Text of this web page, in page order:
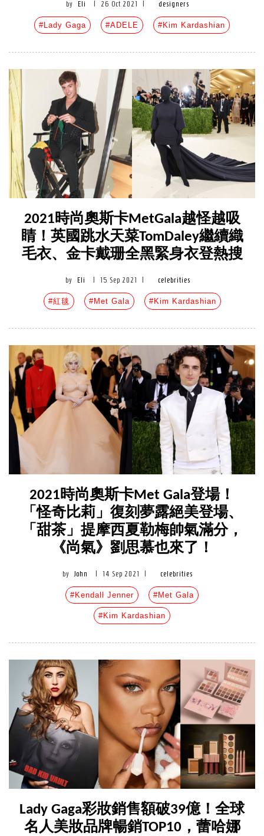
by Eli 26 Oct 2021 designers
#Lady Gaga #ADELE #Kim Kardashian
2021時尚奧斯卡MetGala越怪越吸
睛！英國跳水天菜TomDaley繼續織
毛衣、金卡戴珊全黑緊身衣登熱搜
by Eli 15 Sep 2021 celebrities
#紅毯 #Met Gala #Kim Kardashian
2021時尚奧斯卡Met Gala登場！
「怪奇比莉」復刻夢露絕美登場、
「甜茶」提摩西夏勒梅帥氣滿分，
《尚氣》劉思慕也來了！
by John 14 Sep 2021 celebrities
#Kendall Jenner #Met Gala
#Kim Kardashian
Lady Gaga彩妝銷售額破39億！全球
名人美妝品牌暢銷TOP10，蕾哈娜